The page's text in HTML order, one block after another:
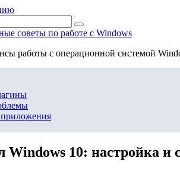
советы по работе с Windows
работы с операционной системой
Windows 10: настройка и